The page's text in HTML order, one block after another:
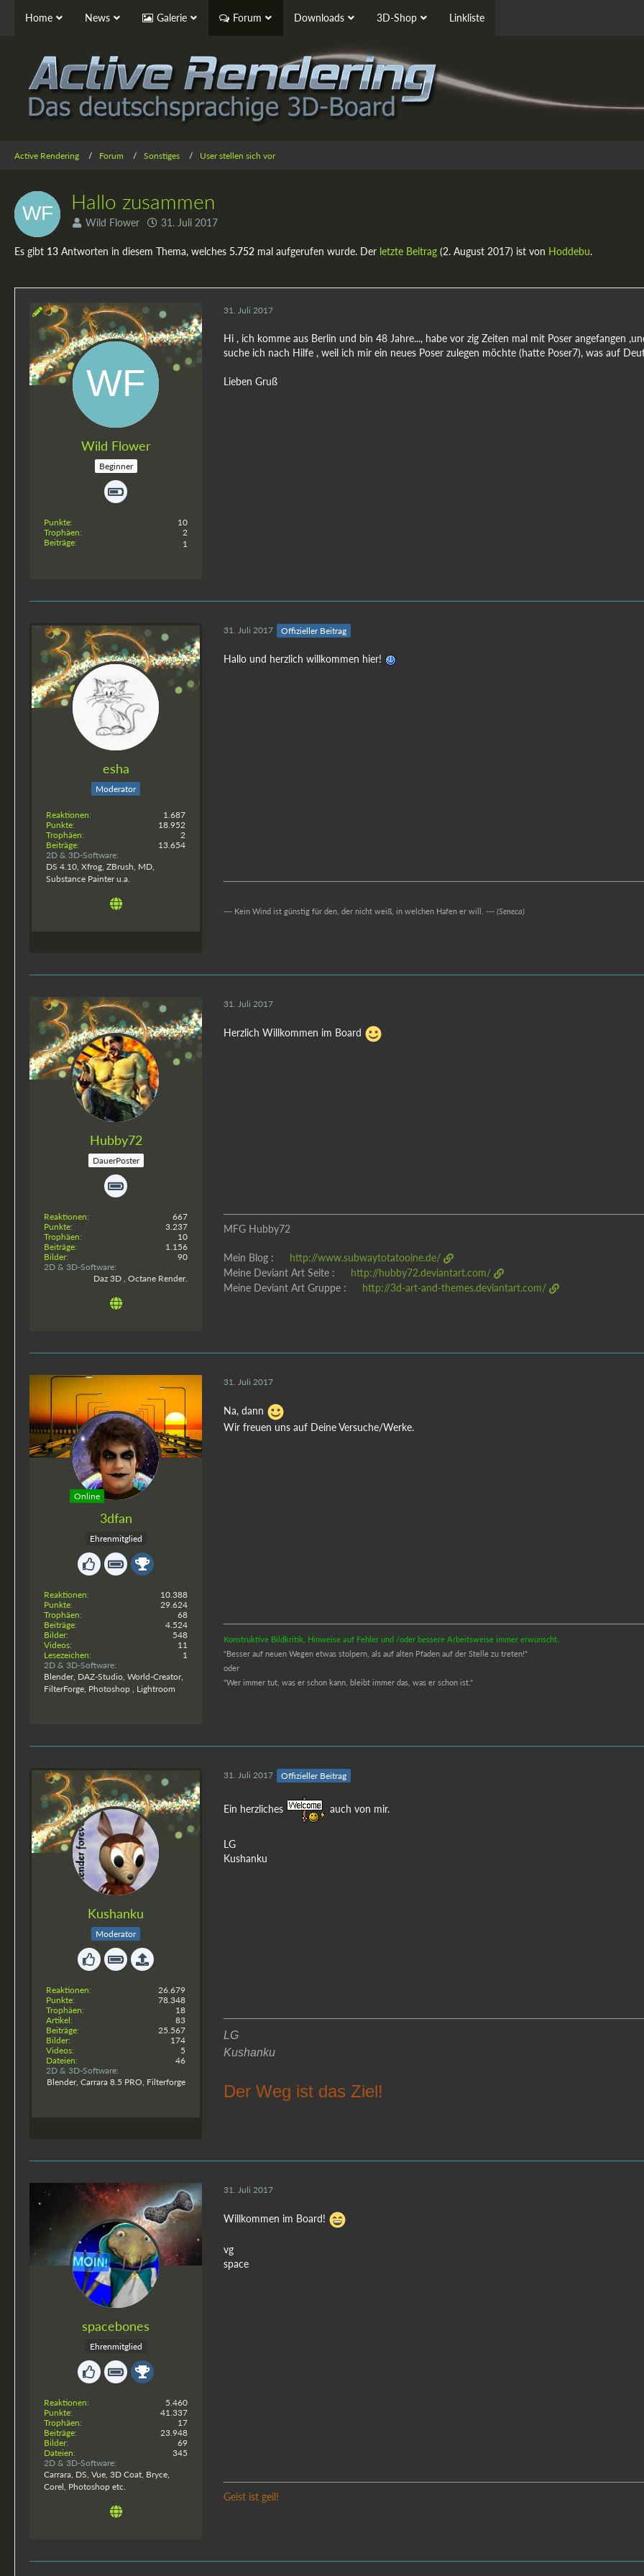
Home News Galerie Forum Downloads 3D-Shop Linkliste
Active Rendering Forum Sonstiges User stellen sich vor
Hallo zusammen
Wild Flower 31. Juli 2017
Es gibt 13 Antworten in diesem Thema, welches 5.752 mal aufgerufen wurde. Der letzte Beitrag (2. August 2017) ist von Hoddebu.
Wild Flower
Beginner
Punkte
10
Trophäen
2
Beiträge
1
31. Juli 2017
Hi , ich komme aus Berlin und bin 48 Jahre..., habe vor zig Zeiten mal mit Poser angefangen
suche ich nach Hilfe , weil ich mir ein neues Poser zulegen möchte (hatte Poser7), was auf
Lieben Gruß
esha
Moderator
Reaktionen
1.687
Punkte
18.952
Trophäen
2
Beiträge
13.654
2D & 3D-Software
DS 4.10, Xfrog, ZBrush, MD,
Substance Painter u.a.
31. Juli 2017 Offizieller Beitrag
Hallo und herzlich willkommen hier!
--- Kein Wind ist günstig für den, der nicht weiß, in welchen Hafen er will. --- (Seneca)
Hubby72
DauerPoster
Reaktionen
667
Punkte
3.237
Trophäen
10
Beiträge
1.156
Bilder
90
2D & 3D-Software
Daz 3D , Octane Render.
31. Juli 2017
Herzlich Willkommen im Board
MFG Hubby72
Mein Blog :
http://www.subwaytotatooine.de/
Meine Deviant Art Seite :
http://hubby72.deviantart.com/
Meine Deviant Art Gruppe :
http://3d-art-and-themes.deviantart.com/
Online
3dfan
Ehrenmitglied
Reaktionen
10.388
Punkte
29.624
Trophäen
68
Beiträge
4.524
Bilder
548
Videos
11
Lesezeichen
1
2D & 3D-Software
Blender, DAZ-Studio, World-Creator,
FilterForge, Photoshop , Lightroom
31. Juli 2017
Na, dann
Wir freuen uns auf Deine Versuche/Werke.
Konstruktive Bildkritik, Hinweise auf Fehler und /oder bessere Arbeitsweise immer erwünscht.
"Besser auf neuen Wegen etwas stolpern, als auf alten Pfaden auf der Stelle zu treten!"
oder
"Wer immer tut, was er schon kann, bleibt immer das, was er schon ist."
Kushanku
Moderator
Reaktionen
26.679
Punkte
78.348
Trophäen
18
Artikel
83
Beiträge
25.567
Bilder
174
Videos
5
Dateien
46
2D & 3D-Software
Blender, Carrara 8.5 PRO, Filterforge
31. Juli 2017 Offizieller Beitrag
Ein herzliches auch von mir.
LG
Kushanku
LG
Kushanku
Der Weg ist das Ziel!
spacebones
Ehrenmitglied
Reaktionen
5.460
Punkte
41.337
Trophäen
17
Beiträge
23.948
Bilder
69
Dateien
345
2D & 3D-Software
Carrara, DS, Vue, 3D Coat, Bryce,
Corel, Photoshop etc.
31. Juli 2017
Willkommen im Board!
vg
space
Geist ist geil!